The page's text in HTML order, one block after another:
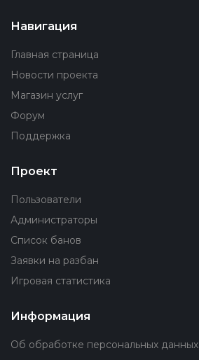
Навигация
Главная страница
Новости проекта
Магазин услуг
Форум
Поддержка
Проект
Пользователи
Администраторы
Список банов
Заявки на разбан
Игровая статистика
Информация
Об обработке персональных данных